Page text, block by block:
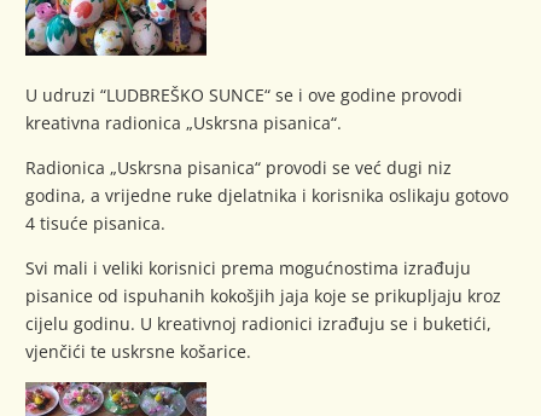
U udruzi “LUDBREŠKO SUNCE“ se i ove godine provodi
kreativna radionica „Uskrsna pisanica“.
Radionica „Uskrsna pisanica“ provodi se već dugi niz
godina, a vrijedne ruke djelatnika i korisnika oslikaju gotovo
4 tisuće pisanica.
Svi mali i veliki korisnici prema mogućnostima izrađuju
pisanice od ispuhanih kokošjih jaja koje se prikupljaju kroz
cijelu godinu. U kreativnoj radionici izrađuju se i buketići,
vjenčići te uskrsne košarice.